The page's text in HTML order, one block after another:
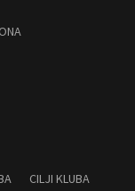
CILJI KLUBA